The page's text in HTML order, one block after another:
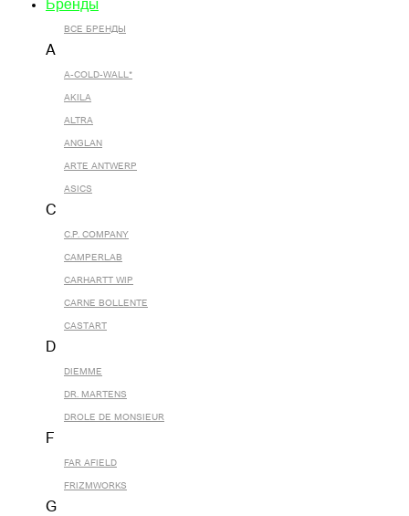
Бренды
ВСЕ БРЕНДЫ
A
A-COLD-WALL*
AKILA
ALTRA
ANGLAN
ARTE ANTWERP
ASICS
C
C.P. COMPANY
CAMPERLAB
CARHARTT WIP
CARNE BOLLENTE
CASTART
D
DIEMME
DR. MARTENS
DROLE DE MONSIEUR
F
FAR AFIELD
FRIZMWORKS
G